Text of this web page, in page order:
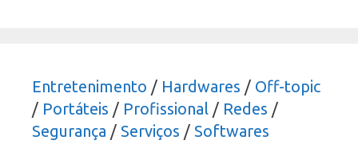
Entretenimento / Hardwares / Off-topic
/ Portáteis / Profissional / Redes /
Segurança / Serviços / Softwares